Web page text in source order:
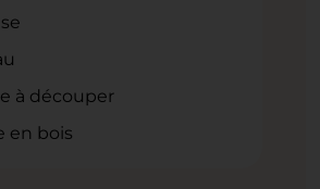
à découper
en bois